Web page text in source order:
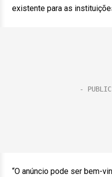
existente para as
“O anúncio pode ser bem-